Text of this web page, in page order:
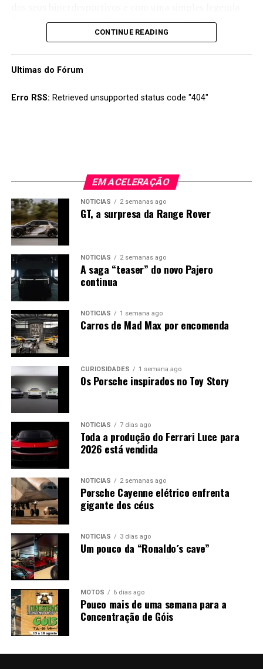
“os meus brinquedos”. E que “brinquedos”! Nas imagens
podemos ver os Bugatti Veyron e Chiron, os Ferrari
outros de uma coleção onde não faltam modelos da
dos “conhecidos”, suspeita-se que o CR7 terá ainda
alguns modelos raros “escondidos” dos olhos do público
CONTINUE READING
Ultimas do Fórum
Erro RSS: Retrieved unsupported status code "404"
EM ACELERAÇÃO
NOTÍCIAS 2 semanas ago
GT, a surpresa da Range Rover
NOTÍCIAS 2 semanas ago
A saga “teaser” do novo Pajero
continua
NOTÍCIAS 1 semana ago
Carros de Mad Max por encomenda
CURIOSIDADES 1 semana ago
Os Porsche inspirados no Toy Story
NOTÍCIAS 7 dias ago
Toda a produção do Ferrari Luce para
2026 está vendida
NOTÍCIAS 2 semanas ago
Porsche Cayenne elétrico enfrenta
gigante dos céus
NOTÍCIAS 3 dias ago
Um pouco da “Ronaldo´s cave”
MOTOS 6 dias ago
Pouco mais de uma semana para a
Concentração de Góis